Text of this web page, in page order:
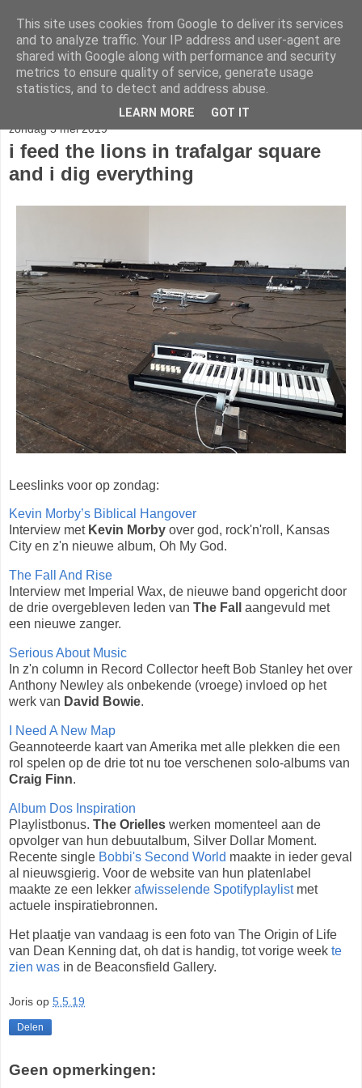
stereo
zondag 5 mei 2019
i feed the lions in trafalgar square
and i dig everything
Leeslinks voor op zondag:
Kevin Morby’s Biblical Hangover
Interview met Kevin Morby over god, rock'n'roll, Kansas
City en z'n nieuwe album, Oh My God.
The Fall And Rise
Interview met Imperial Wax, de nieuwe band opgericht door
de drie overgebleven leden van The Fall
aangevuld met
een nieuwe zanger.
Serious About Music
In z'n column in Record Collector heeft Bob Stanley het over
Anthony Newley als onbekende (vroege) invloed op het
werk van David Bowie.
I Need A New Map
Geannoteerde kaart van Amerika met alle plekken die een
rol spelen op de drie tot nu toe verschenen solo-albums van
Craig Finn.
Album Dos Inspiration
Playlistbonus. The Orielles werken momenteel aan de
opvolger van hun debuutalbum, Silver Dollar Moment.
Recente single Bobbi's Second World maakte in ieder geval
al nieuwsgierig. Voor de website van hun platenlabel
maakte ze een lekker afwisselende Spotifyplaylistmet
actuele inspiratiebronnen.
Het plaatje van vandaag is een foto van The Origin of Life
van Dean Kenning dat, oh dat is handig, tot vorige week te
zien was in de Beaconsfield Gallery.
Joris op 5.5.19
Delen
Geen opmerkingen:
This site uses cookies from Google to deliver its services
and to analyze traffic. Your IP address and user-agent are
shared with Google along with performance and security
metrics to ensure quality of service, generate usage
statistics, and to detect and address abuse.
LEARN MORE GOT IT